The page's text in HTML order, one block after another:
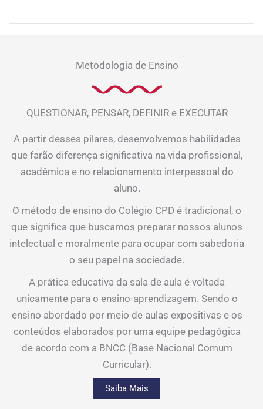
Metodologia de Ensino
QUESTIONAR, PENSAR, DEFINIR e EXECUTAR
A partir desses pilares, desenvolvemos habilidades
que farão diferença significativa na vida profissional,
acadêmica e no relacionamento interpessoal do
aluno.
O método de ensino do Colégio CPD é tradicional, o
que significa que buscamos preparar nossos alunos
intelectual e moralmente para ocupar com sabedoria
o seu papel na sociedade.
A prática educativa da sala de aula é voltada
unicamente para o ensino-aprendizagem. Sendo o
ensino abordado por meio de aulas expositivas e os
conteúdos elaborados por uma equipe pedagógica
de acordo com a BNCC (Base Nacional Comum
Curricular).
Saiba Mais